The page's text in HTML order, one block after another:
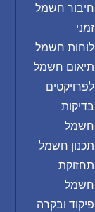
חיבור חשמל
זמני
לוחות חשמל
תיאום חשמל
לפרויקטים
בדיקות
חשמל
תכנון חשמל
תחזוקת
חשמל
פיקוד ובקרה